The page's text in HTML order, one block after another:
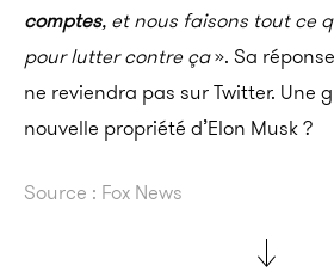
comptes, et nous faisons tout ce
pour lutter contre ça». Sa
ne reviendra pas sur Twitter. Une
nouvelle propriété d’Elon Musk ?
Source : Fox News